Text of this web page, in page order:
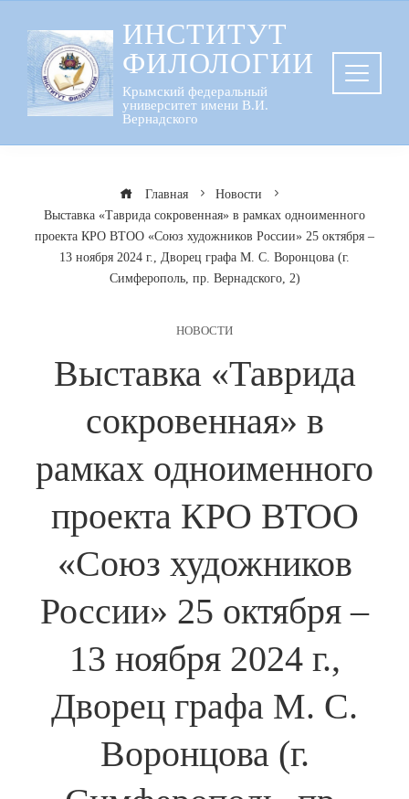
содержанию
ИНСТИТУТ
ФИЛОЛОГИИ
Крымский федеральный
университет имени В.И.
Вернадского
Главная
Новости
Выставка «Таврида сокровенная» в рамках одноименного
проекта КРО ВТОО «Союз художников России» 25 октября –
13 ноября 2024 г., Дворец графа М. С. Воронцова (г.
Симферополь, пр. Вернадского, 2)
НОВОСТИ
Выставка «Таврида
сокровенная» в
рамках одноименного
проекта КРО ВТОО
«Союз художников
России» 25 октября –
13 ноября 2024 г.,
Дворец графа М. С.
Воронцова (г.